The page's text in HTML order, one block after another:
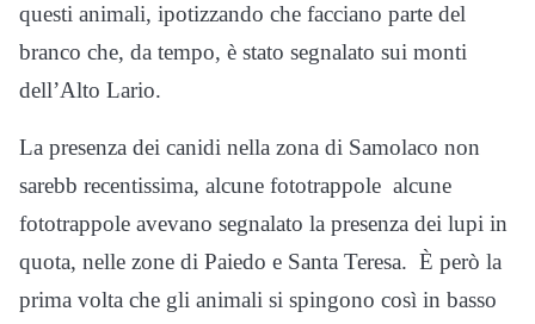
questi animali, ipotizzando che facciano parte del
branco che, da tempo, è stato segnalato sui monti
dell’Alto Lario.
La presenza dei canidi nella zona di Samolaco non
sarebb recentissima, alcune fototrappole alcune
fototrappole avevano segnalato la presenza dei lupi in
quota, nelle zone di Paiedo e Santa Teresa. È però la
prima volta che gli animali si spingono così in basso